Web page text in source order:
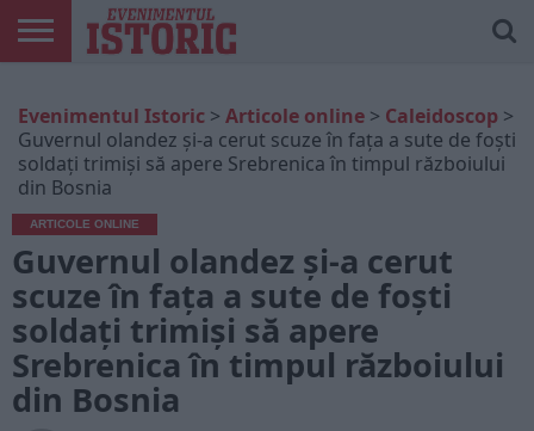
ONLINE
EDIȚII
TIPĂRITE
ISTORIC
PLAY
CONTUL
MEU
Evenimentul Istoric > Articole online > Caleidoscop >
Guvernul olandez și-a cerut scuze în fața a sute de foști
soldați trimiși să apere Srebrenica în timpul războiului
din Bosnia
ARTICOLE ONLINE
Guvernul olandez și-a cerut
scuze în fața a sute de foști
soldați trimiși să apere
Srebrenica în timpul războiului
din Bosnia